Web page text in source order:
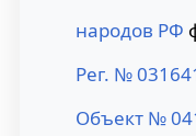
народов РФ
Рег. №
Объект №